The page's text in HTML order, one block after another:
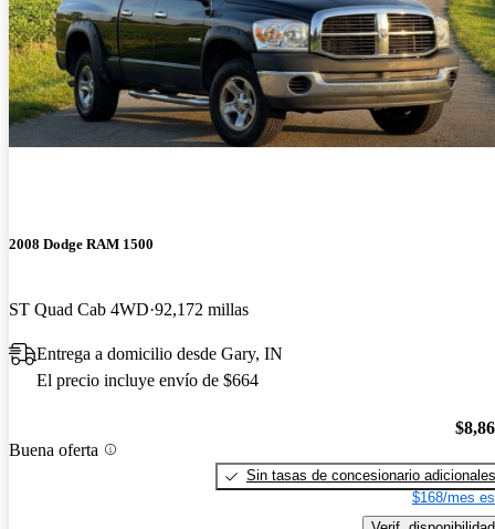
2008 Dodge RAM 1500
ST Quad Cab 4WD 92,172 millas
Entrega a domicilio desde Gary, IN
El precio incluye envío de $664
Buena oferta
Sin tasas de concesionario adicionales
$168/mes